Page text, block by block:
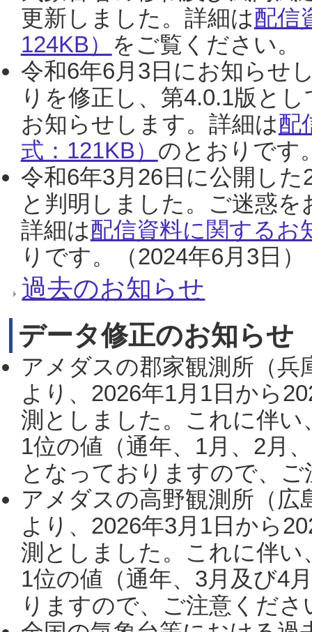
更新しました。詳細は配信
124KB） をご覧ください。
令和6年6月3日にお知らせ
りを修正し、第4.0.1版と
お知らせします。詳細は配
式：121KB） のとおりです
令和6年3月26日に公開し
と判明しました。ご迷惑
詳細は配信資料に関するお
りです。（2024年6月3日）
過去のお知らせ
データ修正のお知らせ
アメダスの郡家観測所（
より、2026年1月1日から
測としました。これに伴い
1位の値（通年、1月、2月
となっておりますので、
アメダスの高野観測所（
より、2026年3月1日から
測としました。これに伴い
1位の値（通年、3月及び4
りますので、ご注意くだ